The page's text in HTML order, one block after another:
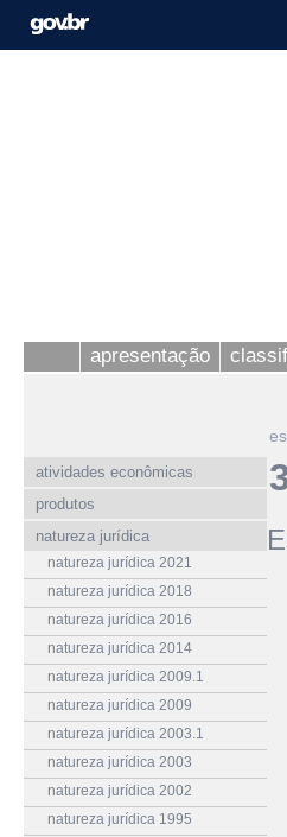
apresentação
atividades econômicas
produtos
natureza jurídica
natureza jurídica 2021
natureza jurídica 2018
natureza jurídica 2016
natureza jurídica 2014
natureza jurídica 2009.1
natureza jurídica 2009
natureza jurídica 2003.1
natureza jurídica 2003
natureza jurídica 2002
natureza jurídica 1995